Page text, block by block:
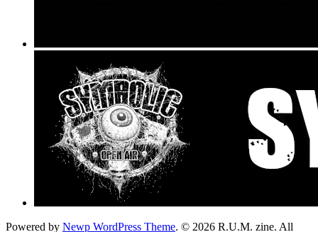
Powered by Newp WordPress Theme. © 2026 R.U.M. zine. All